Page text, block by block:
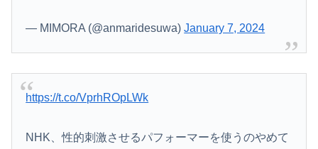
— MIMORA (@anmaridesuwa)January 7, 2024
https://t.co/VprhROpLWk
NHK、性的刺激させるパフォーマーを使うのやめて